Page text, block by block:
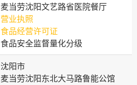
麦当劳沈阳文艺路省医院餐厅
营业执照
食品经营许可证
食品安全监督量化分级
沈阳市
麦当劳沈阳东北大马路鲁能公馆